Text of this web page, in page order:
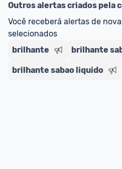
Outros alertas criados pela
Você receberá alertas de
selecionados
brilhante
brilhante
brilhante sabao liquido